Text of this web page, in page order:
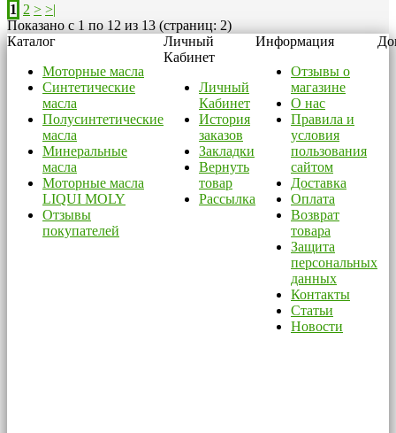
1 2 > >|
Показано с 1 по 12 из 13 (страниц: 2)
Каталог
Моторные масла
Синтетические
масла
Полусинтетические
масла
Минеральные
масла
Моторные масла
LIQUI MOLY
Отзывы
покупателей
Личный
Кабинет
Личный
Кабинет
История
заказов
Закладки
Вернуть
товар
Рассылка
Информация
Отзывы о
магазине
О нас
Правила и
условия
пользования
сайтом
Доставка
Оплата
Возврат
товара
Защита
персональных
данных
Контакты
Статьи
Новости